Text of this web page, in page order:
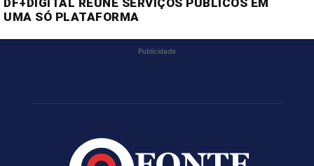
DF+DIGITAL REÚNE SERVIÇOS PÚBLICOS EM
UMA SÓ PLATAFORMA
Publicidade